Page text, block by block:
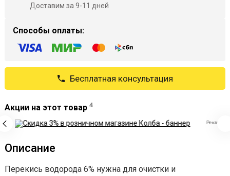
Доставим за 9-11 дней
Способы оплаты:
Бесплатная консультация
Акции на этот товар 4
Реклама
Описание
Перекись водорода 6% нужна для очистки и